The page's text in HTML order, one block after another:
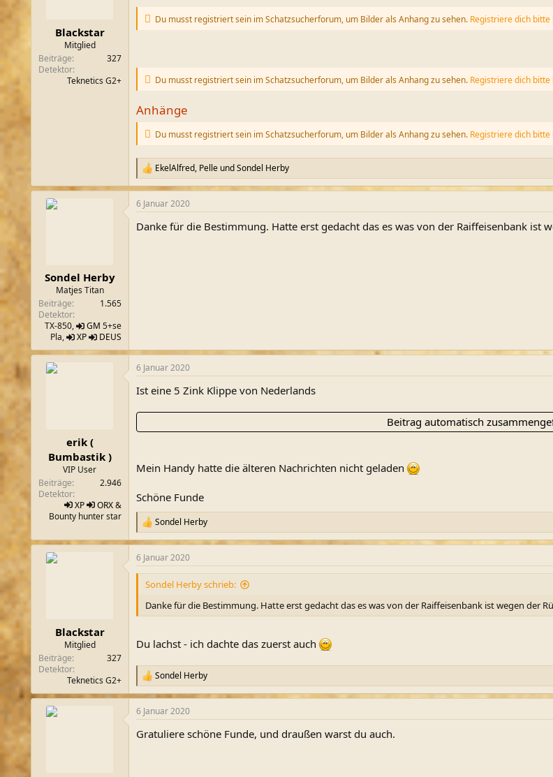
e
Blackstar
Mitglied
Beiträge
327
Detektor
Teknetics G2+
Du musst registriert sein im Schatzsucherforum, um Bilder als Anhang zu sehen. Registriere dich bitte
Du musst registriert sein im Schatzsucherforum, um Bilder als Anhang zu sehen. Registriere dich bitte
Anhänge
Du musst registriert sein im Schatzsucherforum, um Bilder als Anhang zu sehen. Registriere dich bitte
R
e
a
k
i
EkelAlfred, PelleundSondel Herby
Sondel Herby
Matjes Titan
Beiträge
1.565
Detektor
TX-850,
GM 5+se
Pla,
XP DEUS
6 Januar 2020
Danke für die Bestimmung. Hatte erst gedacht das es was von der Raiffeisenbank ist
erik (
Bumbastik )
VIP User
Beiträge
2.946
Detektor
XP
ORX&
Bounty hunter star
6 Januar 2020
Ist eine 5 Zink Klippe von Nederlands
Beitrag automatisch
Mein Handy hatte die älteren Nachrichten nicht geladen
Schöne Funde
R
e
a
k
t
e
:
Sondel Herby
Blackstar
Mitglied
Beiträge
327
Detektor
Teknetics G2+
6 Januar 2020
Sondel Herby schrieb:
Danke für die Bestimmung. Hatte erst gedacht das es was von der Raiffeisenbank ist wegen der
Du lachst - ich dachte das zuerst auch
R
e
a
k
i
Sondel Herby
6 Januar 2020
Gratuliere schöne Funde, und draußen warst du auch.